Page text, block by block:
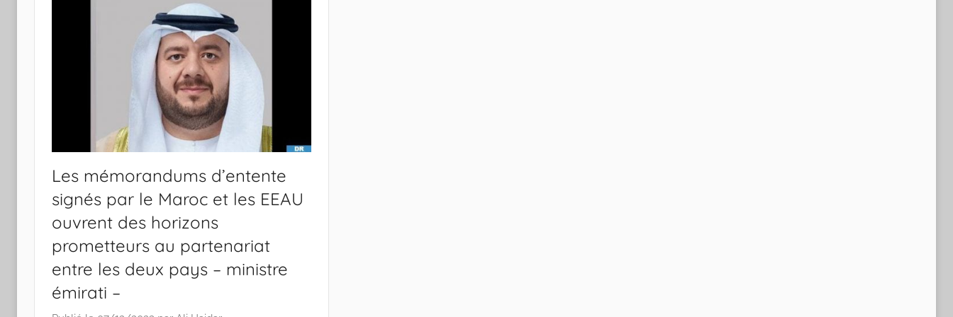
Les mémorandums d’entente
signés par le Maroc et les EEAU
ouvrent des horizons
prometteurs au partenariat
entre les deux pays – ministre
émirati –